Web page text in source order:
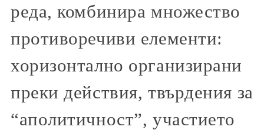
реда, комбинира множество
противоречиви елементи:
хоризонтално организирани
преки действия, твърдения за
“аполитичност”, участието